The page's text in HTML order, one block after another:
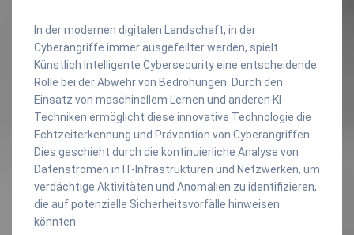
In der modernen digitalen Landschaft, in der
Cyberangriffe immer ausgefeilter werden, spielt
Künstlich Intelligente Cybersecurity eine entscheidende
Rolle bei der Abwehr von Bedrohungen. Durch den
Einsatz von maschinellem Lernen und anderen KI-
Techniken ermöglicht diese innovative Technologie die
Echtzeiterkennung und Prävention von Cyberangriffen.
Dies geschieht durch die kontinuierliche Analyse von
Datenströmen in IT-Infrastrukturen und Netzwerken, um
verdächtige Aktivitäten und Anomalien zu identifizieren,
die auf potenzielle Sicherheitsvorfälle hinweisen
könnten.